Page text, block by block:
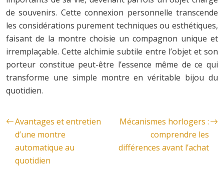
de souvenirs. Cette connexion personnelle transcende
les considérations purement techniques ou esthétiques,
faisant de la montre choisie un compagnon unique et
irremplaçable. Cette alchimie subtile entre l’objet et son
porteur constitue peut-être l’essence même de ce qui
transforme une simple montre en véritable bijou du
quotidien.
Avantages et entretien
d’une montre
automatique au
quotidien
Mécanismes horlogers :
comprendre les
différences avant l’achat